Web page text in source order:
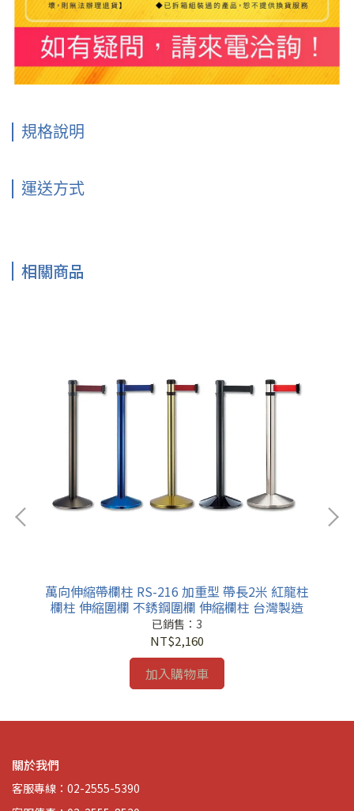
規格說明
運送方式
相關商品
萬向伸縮帶欄柱 RS-216 加重型 帶長2米 紅龍柱
欄柱 伸縮圍欄 不銹鋼圍欄 伸縮欄柱 台灣製造
已銷售：3
NT$2,160
加入購物車
關於我們
客服專線：02-2555-5390